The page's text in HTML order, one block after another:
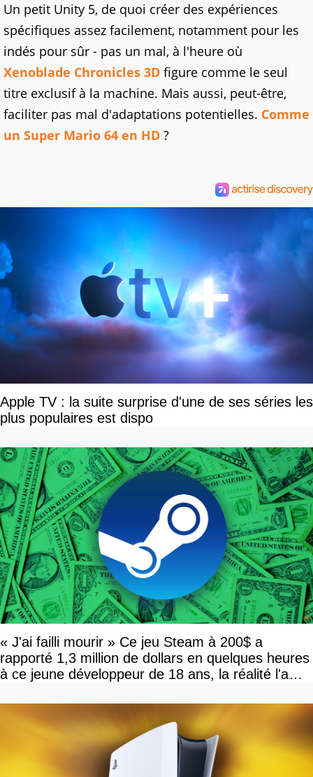
Un petit Unity 5, de quoi créer des expériences
spécifiques assez facilement, notamment pour les
indés pour sûr - pas un mal, à l'heure où
Xenoblade Chronicles 3D figure comme le seul
titre exclusif à la machine. Mais aussi, peut-être,
faciliter pas mal d'adaptations potentielles. Comme
un Super Mario 64 en HD ?
Apple TV : la suite surprise d'une de ses séries les
plus populaires est dispo
« J'ai failli mourir » Ce jeu Steam à 200$ a
rapporté 1,3 million de dollars en quelques heures
à ce jeune développeur de 18 ans, la réalité l'a